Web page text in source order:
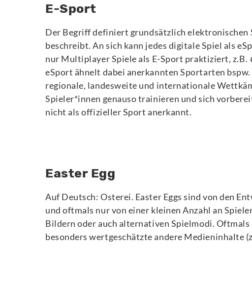
E-Sport
Der Begriff definiert grundsätzlich elektronischen
beschreibt. An sich kann jedes digitale Spiel als
nur Multiplayer Spiele als E-Sport praktiziert, z.B.
eSport ähnelt dabei anerkannten Sportarten
regionale, landesweite und internationale
Spieler*innen genauso trainieren und sich
nicht als offizieller Sport anerkannt.
Easter Egg
Auf Deutsch: Osterei. Easter Eggs sind von den
und oftmals nur von einer kleinen Anzahl an
Bildern oder auch alternativen Spielmodi. Oftmals
besonders wertgeschätzte andere Medieninhalte